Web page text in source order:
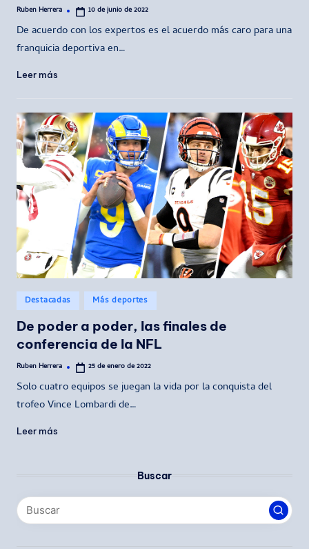
Publicado
Ruben Herrera 10 de junio de 2022
De acuerdo con los expertos es el acuerdo más caro para una
franquicia deportiva en…
Leer más
Publicado
en
Destacadas Más deportes
De poder a poder, las finales de
conferencia de la NFL
Publicado
Ruben Herrera 25 de enero de 2022
Solo cuatro equipos se juegan la vida por la conquista del
trofeo Vince Lombardi de…
Leer más
Buscar